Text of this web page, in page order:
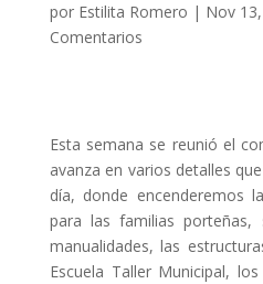
por Estilita Romero | Nov
Comentarios
Esta semana se reunió el
avanza en varios detalles
día, donde encenderemos
para las familias porteñas,
manualidades, las
Escuela Taller Municipal,